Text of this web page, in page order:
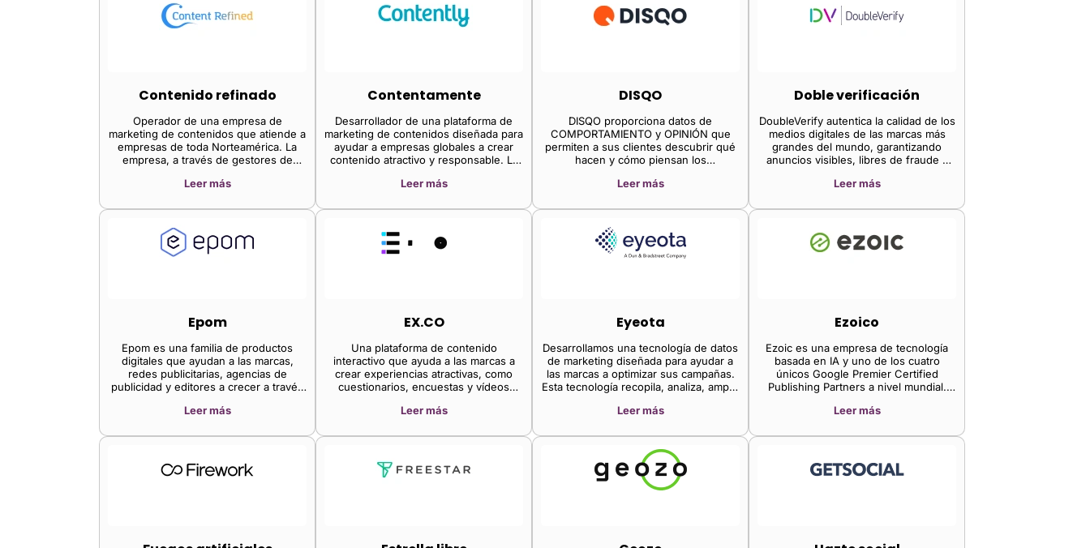
una red de sindicación independiente
para distribución a gran escala, lo que
Contenido refinado
Operador de una empresa de
marketing de contenidos que atiende a
empresas de toda Norteamérica. La
empresa, a través de gestores de
de contenido, ofrece ideas de
empresas de nicho generar tráfico
enfoque en la estrategia de contenido.
Leer más
Contentamente
Desarrollador de una plataforma de
marketing de contenidos diseñada para
ayudar a empresas globales a crear
contenido atractivo y responsable. La
marcas a crear, distribuir y optimizar su
gestionar todo el contenido corporativo
procesos de aprobación y optimizar
todos los aspectos del marketing de
Leer más
DISQO
DISQO proporciona datos de
COMPORTAMIENTO y OPINIÓN que
permiten a sus clientes descubrir qué
hacen y cómo piensan los
la mayor fuente de datos de
permite a las marcas y a los
profesionales del análisis obtener una
ventaja competitiva al aprovechar datos
que antes eran inaccesibles.
Leer más
Doble verificación
DoubleVerify autentica la calidad de los
medios digitales de las marcas más
grandes del mundo, garantizando
anuncios visibles, libres de fraude y
Leer más
Epom
Epom es una familia de productos
digitales que ayudan a las marcas,
redes publicitarias, agencias de
publicidad y editores a crecer a través
Leer más
EX.CO
Una plataforma de contenido
interactivo que ayuda a las marcas a
crear experiencias atractivas, como
cuestionarios, encuestas y vídeos
permiten a editores y profesionales del
usuario y obtener información valiosa.
Leer más
Eyeota
Desarrollamos una tecnología de datos
de marketing diseñada para ayudar a
las marcas a optimizar sus campañas.
Esta tecnología recopila, analiza, amplía
ofrecer contenido relevante a la
los clientes conectar con su público y
generar altos ingresos.
Leer más
Ezoico
Ezoic es una empresa de tecnología
basada en IA y uno de los cuatro
únicos Google Premier Certified
Publishing Partners a nivel mundial.
Carlsbad, California, Ezoic ha
de optimización de anuncios gráficos
infraestructura integral de ingresos
para aplicaciones web, juegos en línea,
anuncios basada en IA, anuncios con
Leer más